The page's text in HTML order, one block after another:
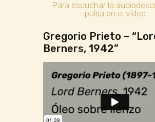
Para escuchar la
pulsa en el vídeo
Gregorio Prieto –
Berners, 1942”